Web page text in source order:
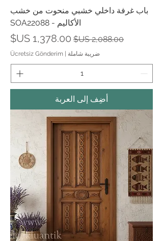
باب غرفة داخلي خشبي منحوت من خشب
الأكاليم - SOA22088
سعر عادي سعر البيع
ضريبة شاملة |
Ücretsiz Gönderim
أضِف إلى العربة